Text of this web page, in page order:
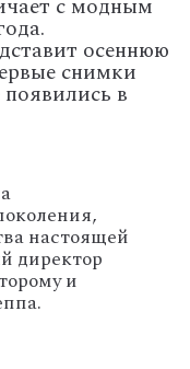
с модным
осеннюю
снимки
в
настоящей
директор
и